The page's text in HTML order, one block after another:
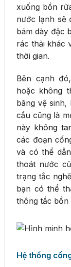
xuống bồn
nước lạnh sẽ
bám dày đặc
rác thải khác
thời gian.
Bên cạnh
hoặc không
băng vệ
cầu cũng là
này không
các đoạn
và có thể
thoát nước
trạng tắc
bạn có thể
thông tắc bồn
Hệ thống